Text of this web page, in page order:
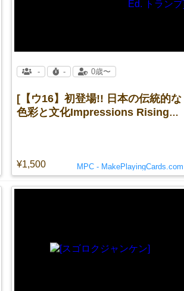
[【ウ16】初登場!! 日本の伝統的な
色彩と文化Impressions Rising
¥1,500
- - 0歳〜
MPC - MakePlayingCards.com